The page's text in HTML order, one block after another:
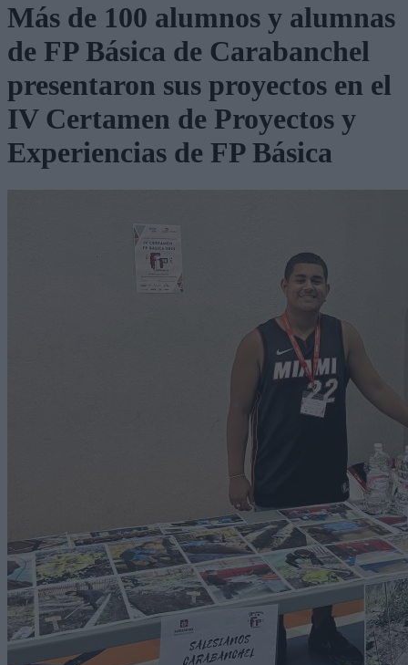
Más de 100 alumnos y alumnas
de FP Básica de Carabanchel
presentaron sus proyectos en el
IV Certamen de Proyectos y
Experiencias de FP Básica